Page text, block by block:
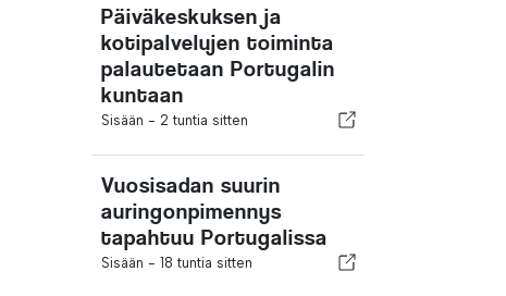
Päiväkeskuksen ja
kotipalvelujen toiminta
palautetaan Portugalin
kuntaan
Sisään - 2 tuntia sitten
Vuosisadan suurin
auringonpimennys
tapahtuu Portugalissa
Sisään - 18 tuntia sitten